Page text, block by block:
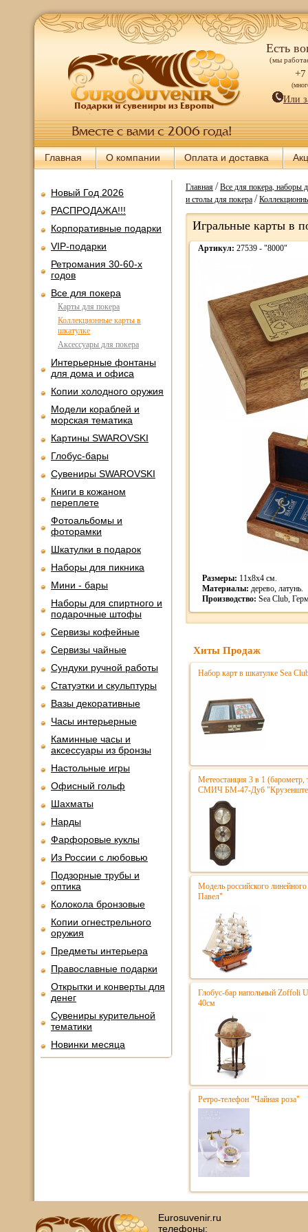
Есть
(мы
+7
Или
Главная О компании Оплата и доставка
Новый Год 2026
РАСПРОДАЖА!!!
Корпоративные подарки
VIP-подарки
Ретромания 30-60-х
годов
Все для покера
Карты для покера
Коллекционные карты в
шкатулке
Аксессуары для покера
Интерьерные фонтаны
для дома и офиса
Копии холодного оружия
Модели кораблей и
морская тематика
Картины SWAROVSKI
Глобус-бары
Сувениры SWAROVSKI
Книги в кожаном
переплете
Фотоальбомы и
фоторамки
Шкатулки в подарок
Наборы для пикника
Мини - бары
Наборы для спиртного и
подарочные штофы
Сервизы кофейные
Сервизы чайные
Сундуки ручной работы
Статуэтки и скульптуры
Вазы декоративные
Часы интерьерные
Каминные часы и
аксессуары из бронзы
Настольные игры
Офисный гольф
Шахматы
Нарды
Фарфоровые куклы
Из России с любовью
Подзорные трубы и
оптика
Колокола бронзовые
Копии огнестрельного
оружия
Предметы интерьера
Православные подарки
Открытки и конверты для
денег
Сувениры курительной
тематики
Новинки месяца
Главная/Все для покера, наборы
и столы для покера/
Игральные карты в
Артикул: 27539 - "8000"
Размеры: 11x8x4 см.
Материалы: дерево, латунь.
Производство: Sea Club,
Хиты Продаж
Набор карт в шкатулке Sea
Метеостанция 3 в 1 (барометр,
СМИЧ БМ-47-Дуб
Модель российского
Павел"
Глобус-бар напольный Zoffoli
40см
Ретро-телефон "Чайная роза"
Eurosuvenir.ru
телефоны: